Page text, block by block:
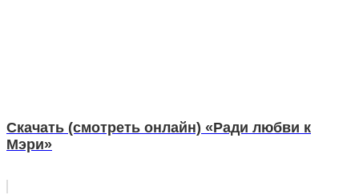
Скачать (смотреть онлайн) «Ради любви к
Мэри»